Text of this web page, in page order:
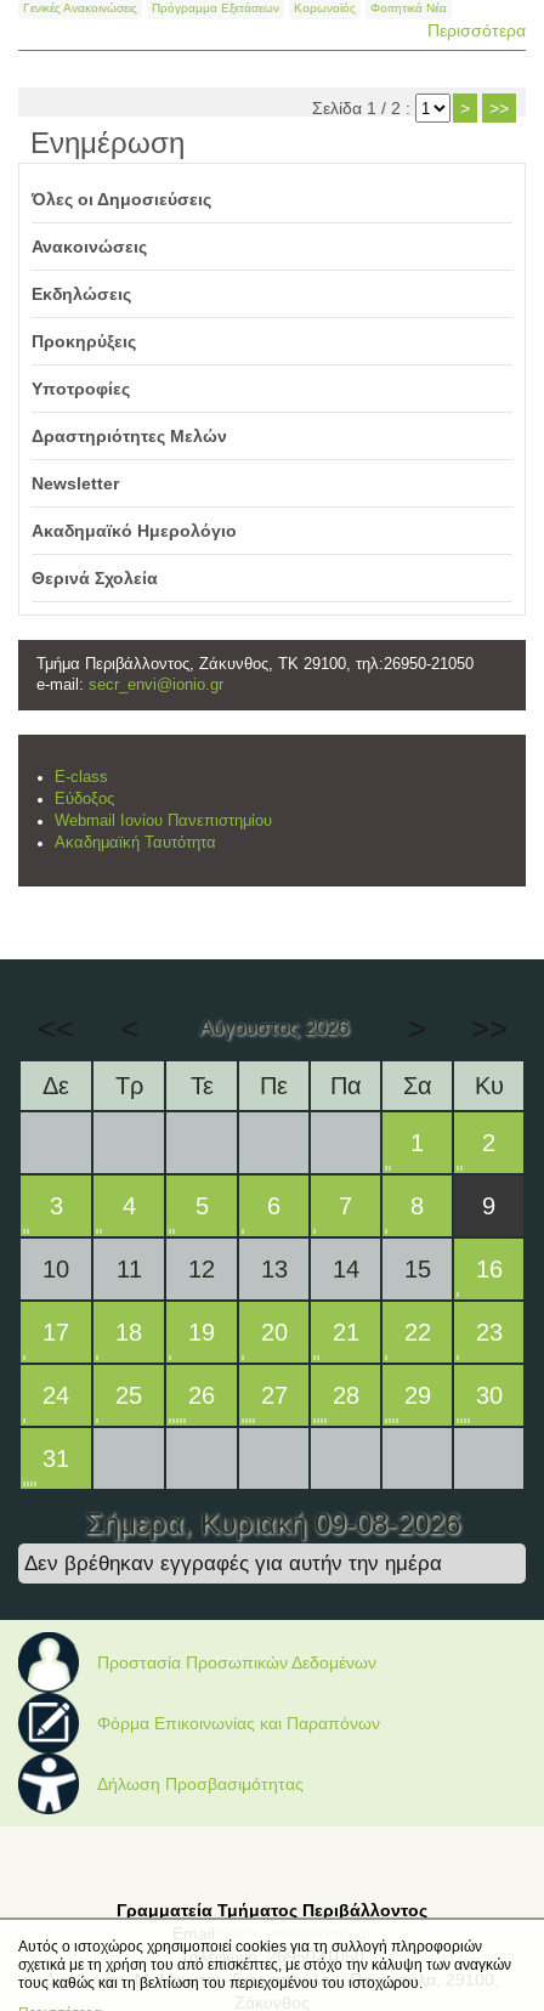
Γενικές Ανακοινώσεις Πρόγραμμα Εξετάσεων Κορωνοϊός Φοιτητικά Νέα
Περισσότερα
Σελίδα 1 / 2 : > >>
Ενημέρωση
Όλες οι Δημοσιεύσεις
Ανακοινώσεις
Εκδηλώσεις
Προκηρύξεις
Υποτροφίες
Δραστηριότητες Μελών
Newsletter
Ακαδημαϊκό Ημερολόγιο
Θερινά Σχολεία
Τμήμα Περιβάλλοντος, Ζάκυνθος, ΤΚ 29100, τηλ:26950-21050
e-mail: secr_envi@ionio.gr
E-class
Εύδοξος
Webmail Ιονίου Πανεπιστημίου
Ακαδημαϊκή Ταυτότητα
<< < Αύγουστος 2026 > >>
Δε Τρ Τε Πε Πα Σα Κυ
1 2
3 4 5 6 7 8 9
10 11 12 13 14 15 16
17 18 19 20 21 22 23
24 25 26 27 28 29 30
31
Σήμερα, Κυριακή 09-08-2026
Δεν βρέθηκαν εγγραφές για αυτήν την ημέρα
Προστασία Προσωπικών Δεδομένων
Φόρμα Επικοινωνίας και Παραπόνων
Δήλωση Προσβασιμότητας
Γραμματεία Τμήματος Περιβάλλοντος
Email:
Τηλέφωνο: 2695021050
Διεύθυνση: Μ. Μινώτου-Γιαννοπούλου, Παναγούλα, 29100,
Ζάκυνθος
Αυτός ο ιστοχώρος χρησιμοποιεί cookies για τη συλλογή πληροφοριών
σχετικά με τη χρήση του από επισκέπτες, με στόχο την κάλυψη των αναγκών
τους καθώς και τη βελτίωση του περιεχομένου του ιστοχώρου.